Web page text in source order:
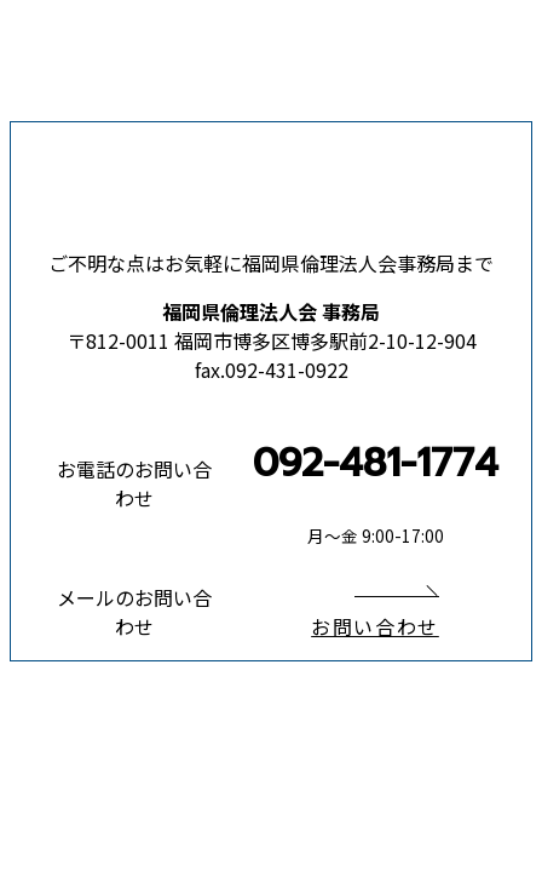
ご不明な点はお気軽に福岡県倫理法人会事務局まで
福岡県倫理法人会 事務局
〒812-0011 福岡市博多区博多駅前2-10-12-904
fax.092-431-0922
お電話のお問い合
わせ
092-481-1774
月〜金 9:00-17:00
メールのお問い合
わせ
お問い合わせ